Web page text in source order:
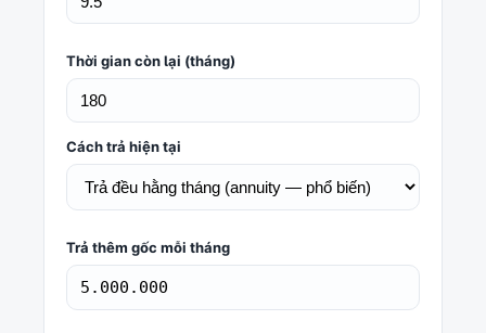
Thời gian còn lại (tháng)
Cách trả hiện tại
Trả thêm gốc mỗi tháng